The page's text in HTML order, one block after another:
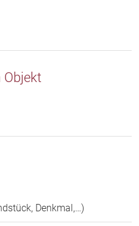
Objekt
Denkmal,…)